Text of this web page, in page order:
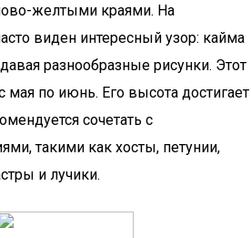
желтыми краями. На
виден интересный узор: кайма
разнообразные рисунки. Этот
мая по июнь. Его высота достигает
сочетать с
такими как хосты, петунии,
и лучики.